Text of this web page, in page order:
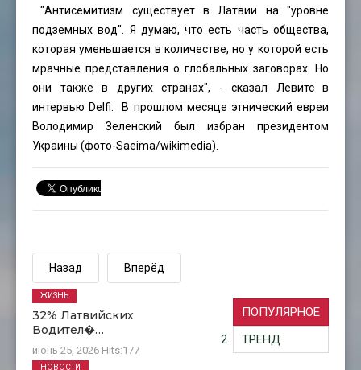
"Антисемитизм существует в Латвии на "уровне
подземных вод". Я думаю, что есть часть общества,
которая уменьшается в количестве, но у которой есть
мрачные представления о глобальных заговорах. Но
они также в других странах", - сказал Левитс в
интервью Delfi. В прошлом месяце этнический евреи
Володимир Зеленский был избран президентом
Украины (фото-Saeima/wikimedia).
Назад Вперёд
ПОПУЛЯРНОЕ
ТРЕНД
32% Латвийских
Водител�…
июнь 25, 2026 Hits:177
ЖИЗНЬ
НОВОСТИ